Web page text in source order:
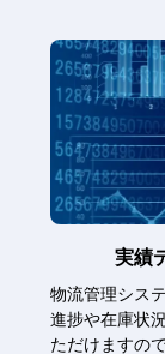
実績
物流管理シス
進捗や在庫状
ただけますの